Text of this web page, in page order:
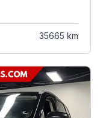
35665 km